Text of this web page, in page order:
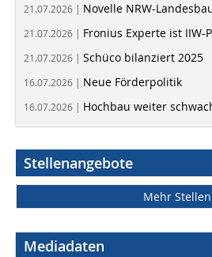
21.07.2026 | Novelle NRW-
21.07.2026 | Fronius Experte ist IIW-
21.07.2026 | Schüco bilanziert 2025
16.07.2026 | Neue Förderpolitik
16.07.2026 | Hochbau weiter
Stellenangebote
Mehr Stellen
Mediadaten